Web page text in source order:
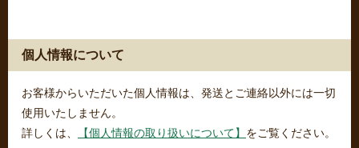
個人情報について
お客様からいただいた個人情報は、発送とご連絡以外には一切
使用いたしません。
詳しくは、
【個人情報の取り扱いについて】 をご覧ください。